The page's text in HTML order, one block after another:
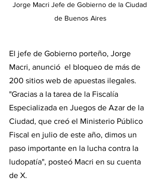
Jorge Macri Jefe de Gobierno de la Ciudad
de Buenos Aires
El jefe de Gobierno porteño, Jorge
Macri, anunció  el bloqueo de más de
200 sitios web de apuestas ilegales.
"Gracias a la tarea de la Fiscalía
Especializada en Juegos de Azar de la
Ciudad, que creó el Ministerio Público
Fiscal en julio de este año, dimos un
paso importante en la lucha contra la
ludopatía", posteó Macri en su cuenta
de X.